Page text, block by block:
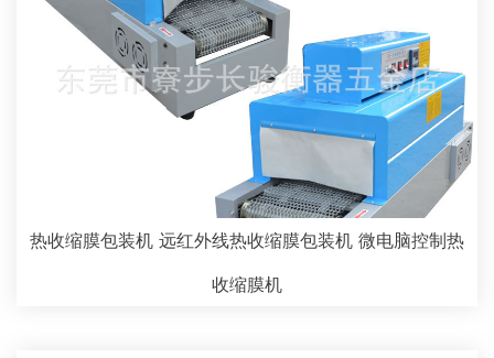
热收缩膜包装机 远红外线热收缩膜包装机 微电脑控制热
收缩膜机